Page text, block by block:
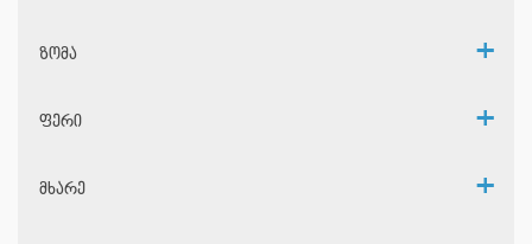
ზომა
ფერი
მხარე